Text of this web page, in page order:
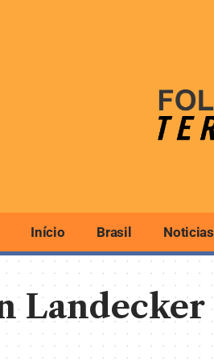
Início Brasil Noticias
Landecker